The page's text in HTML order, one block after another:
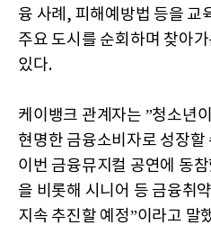
융 사례, 피해예방법 등을 교
주요 도시를 순회하며 찾아
있다.
케이뱅크 관계자는 ”청소년
현명한 금융소비자로 성장할
이번 금융뮤지컬 공연에 동
을 비롯해 시니어 등 금융취
지속 추진할 예정”이라고 말